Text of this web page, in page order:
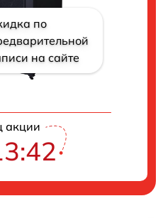
по
на сайте
акции